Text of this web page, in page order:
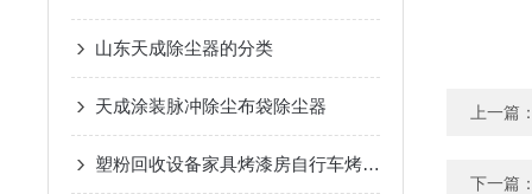
山东天成除尘器的分类
天成涂装脉冲除尘布袋除尘器
塑粉回收设备家具烤漆房自行车烤漆房产品的特点
上一篇
下一篇